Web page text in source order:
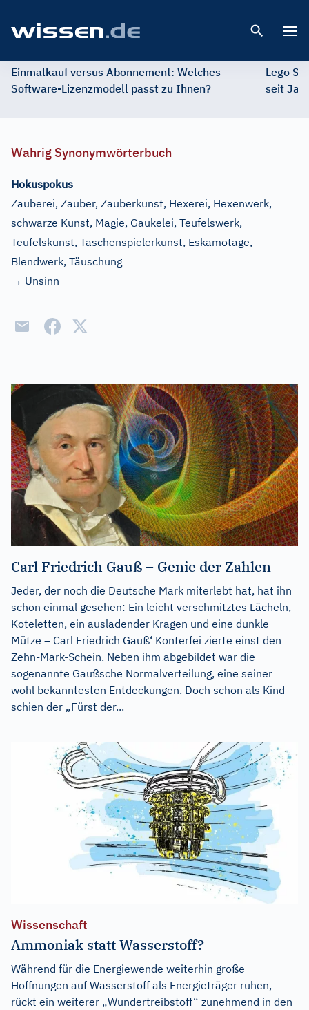
Einmalkauf versus Abonnement: Welches
Software-Lizenzmodell passt zu Ihnen?
Lego
seit
Wahrig Synonymwörterbuch
Hokuspokus
Zauberei, Zauber, Zauberkunst, Hexerei, Hexenwerk,
schwarze Kunst, Magie, Gaukelei, Teufelswerk,
Teufelskunst, Taschenspielerkunst, Eskamotage,
Blendwerk, Täuschung
→ Unsinn
Carl Friedrich Gauß – Genie der Zahlen
Jeder, der noch die Deutsche Mark miterlebt hat, hat ihn
schon einmal gesehen: Ein leicht verschmitztes Lächeln,
Koteletten, ein ausladender Kragen und eine dunkle
Mütze – Carl Friedrich Gauß‘ Konterfei zierte einst den
Zehn-Mark-Schein. Neben ihm abgebildet war die
sogenannte Gaußsche Normalverteilung, eine seiner
wohl bekanntesten Entdeckungen. Doch schon als Kind
schien der „Fürst der...
Wissenschaft
Ammoniak statt Wasserstoff?
Während für die Energiewende weiterhin große
Hoffnungen auf Wasserstoff als Energieträger ruhen,
rückt ein weiterer „Wundertreibstoff“ zunehmend in den